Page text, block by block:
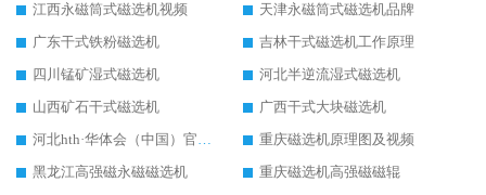
江西永磁筒式磁选机视频
天津永磁筒式磁选机品牌
广东干式铁粉磁选机
吉林干式磁选机工作原理
四川锰矿湿式磁选机
河北半逆流湿式磁选机
山西矿石干式磁选机
广西干式大块磁选机
河北hth·华体会（中国）官方网站-hth.com 工作视频
重庆磁选机原理图及视频
黑龙江高强磁永磁磁选机
重庆磁选机高强磁磁辊